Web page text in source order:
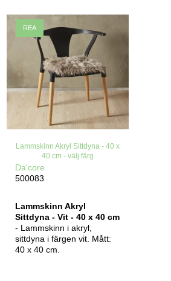
REA
Lammskinn Akryl Sittdyna - 40 x
40 cm - välj färg
Da'core
500083
Lammskinn Akryl
Sittdyna - Vit - 40 x 40 cm
- Lammskinn i akryl,
sittdyna i färgen vit. Mått:
40 x 40 cm.